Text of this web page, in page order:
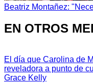
Beatriz Montañez:
EN OTROS
El día que Carolina de
reveladora a punto de
Grace Kelly